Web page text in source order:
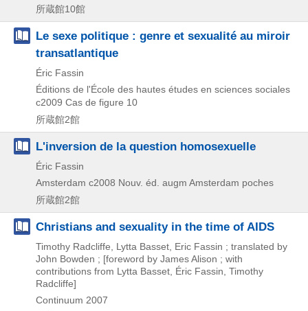
所蔵館10館
Le sexe politique : genre et sexualité au miroir
transatlantique
Éric Fassin
Éditions de l'École des hautes études en sciences sociales
c2009 Cas de figure 10
所蔵館2館
L'inversion de la question homosexuelle
Éric Fassin
Amsterdam c2008 Nouv. éd. augm Amsterdam poches
所蔵館2館
Christians and sexuality in the time of AIDS
Timothy Radcliffe, Lytta Basset, Eric Fassin ; translated by
John Bowden ; [foreword by James Alison ; with
contributions from Lytta Basset, Éric Fassin, Timothy
Radcliffe]
Continuum 2007